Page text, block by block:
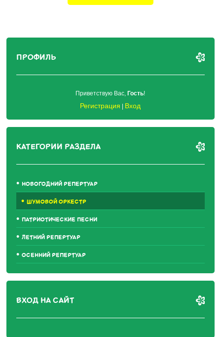
ПРОФИЛЬ
Приветствую Вас, Гость!
Регистрация Вход
КАТЕГОРИИ РАЗДЕЛА
НОВОГОДНИЙ РЕПЕРТУАР
ШУМОВОЙ ОРКЕСТР
ПАТРИОТИЧЕСКИЕ ПЕСНИ
ЛЕТНИЙ РЕПЕРТУАР
ОСЕННИЙ РЕПЕРТУАР
ВХОД НА САЙТ